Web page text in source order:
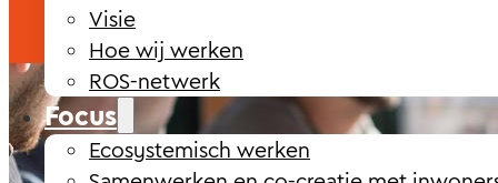
Visie
Hoe wij werken
ROS-netwerk
Focus
Ecosystemisch werken